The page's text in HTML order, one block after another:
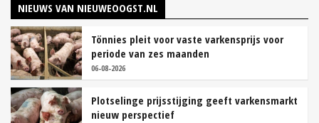
NIEUWS VAN NIEUWEOOGST.NL
Tönnies pleit voor vaste varkensprijs voor
periode van zes maanden
06-08-2026
Plotselinge prijsstijging geeft varkensmarkt
nieuw perspectief